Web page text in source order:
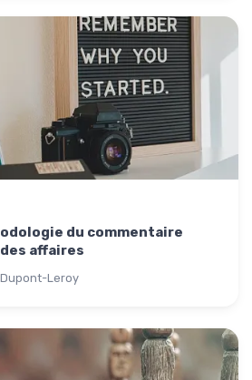
du commentaire
affaires
Dupont-Leroy